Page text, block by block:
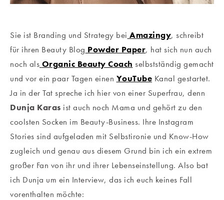
Sie ist Branding und Strategy bei Amazingy, schreibt
für ihren Beauty Blog Powder Paper, hat sich nun auch
noch als Organic Beauty Coach selbstständig gemacht
und vor ein paar Tagen einen YouTube Kanal gestartet.
Ja in der Tat spreche ich hier von einer Superfrau, denn
Dunja Karas ist auch noch Mama und gehört zu den
coolsten Socken im Beauty-Business. Ihre Instagram
Stories sind aufgeladen mit Selbstironie und Know-How
zugleich und genau aus diesem Grund bin ich ein extrem
großer Fan von ihr und ihrer Lebenseinstellung. Also bat
ich Dunja um ein Interview, das ich euch keines Fall
vorenthalten möchte: